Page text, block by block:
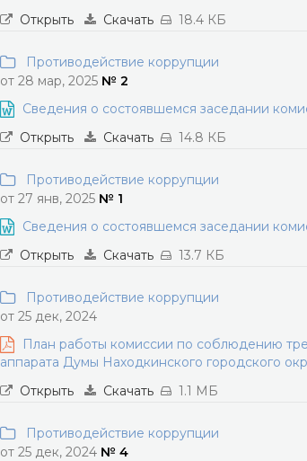
Открыть
Скачать 18.4 КБ
Противодействие коррупции
от 28 мар, 2025 № 2
Сведения о состоявшемся заседании
Открыть
Скачать 14.8 КБ
Противодействие коррупции
от 27 янв, 2025 № 1
Сведения о состоявшемся заседании
Открыть
Скачать 13.7 КБ
Противодействие коррупции
от 25 дек, 2024
План работы комиссии по соблюдению
аппарата Думы Находкинского городского
Открыть
Скачать 1.1 МБ
Противодействие коррупции
от 25 дек, 2024 № 4